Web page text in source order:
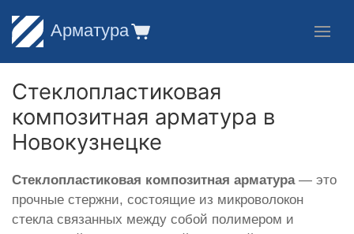
Арматура
Стеклопластиковая
композитная арматура в
Новокузнецке
Стеклопластиковая композитная арматура— это
прочные стержни, состоящие из микроволокон
стекла связанных между собой полимером и